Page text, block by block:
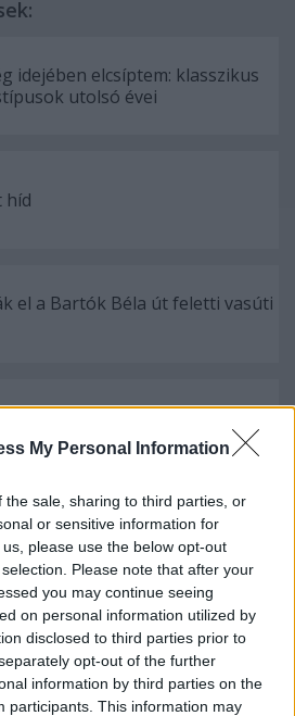
My Personal Information
the sale, sharing to third parties, or
or sensitive information for
please use the below opt-out
Please note that after your
you may continue seeing
on personal information utilized by
disclosed to third parties prior to
opt-out of the further
information by third parties on the
participants. This information may
idejében elcsíptem: klasszikus
utolsó évei
híd
el a Bartók Béla út feletti vasúti
(Közép-)Európa különböző
kell lépned!